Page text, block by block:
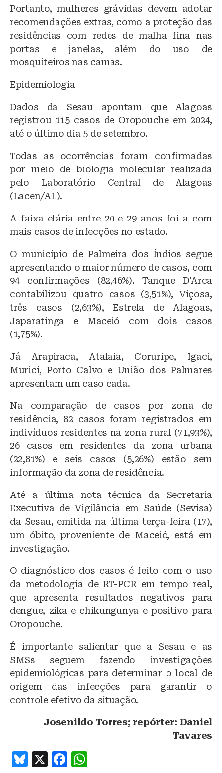
Portanto, mulheres grávidas devem adotar
recomendações extras, como a proteção das
residências com redes de malha fina nas
portas e janelas, além do uso de
mosquiteiros nas camas.
Epidemiologia
Dados da Sesau apontam que Alagoas
registrou 115 casos de Oropouche em 2024,
até o último dia 5 de setembro.
Todas as ocorrências foram confirmadas
por meio de biologia molecular realizada
pelo Laboratório Central de Alagoas
(Lacen/AL).
A faixa etária entre 20 e 29 anos foi a com
mais casos de infecções no estado.
O município de Palmeira dos Índios segue
apresentando o maior número de casos, com
94 confirmações (82,46%). Tanque D’Arca
contabilizou quatro casos (3,51%), Viçosa,
três casos (2,63%), Estrela de Alagoas,
Japaratinga e Maceió com dois casos
(1,75%).
Já Arapiraca, Atalaia, Coruripe, Igaci,
Murici, Porto Calvo e União dos Palmares
apresentam um caso cada.
Na comparação de casos por zona de
residência, 82 casos foram registrados em
indivíduos residentes na zona rural (71,93%),
26 casos em residentes da zona urbana
(22,81%) e seis casos (5,26%) estão sem
informação da zona de residência.
Até a última nota técnica da Secretaria
Executiva de Vigilância em Saúde (Sevisa)
da Sesau, emitida na última terça-feira (17),
um óbito, proveniente de Maceió, está em
investigação.
O diagnóstico dos casos é feito com o uso
da metodologia de RT-PCR em tempo real,
que apresenta resultados negativos para
dengue, zika e chikungunya e positivo para
Oropouche.
É importante salientar que a Sesau e as
SMSs seguem fazendo investigações
epidemiológicas para determinar o local de
origem das infecções para garantir o
controle efetivo da situação.
Josenildo Torres; repórter: Daniel
Tavares
B
X
F